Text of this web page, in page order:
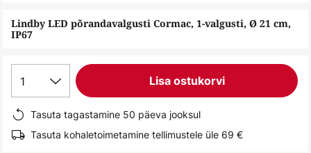
the
images
gallery
Lindby LED põrandavalgusti Cormac, 1-valgusti, Ø 21 cm,
IP67
1 Lisa ostukorvi
Tasuta tagastamine 50 päeva jooksul
Tasuta kohaletoimetamine tellimustele üle 69 €